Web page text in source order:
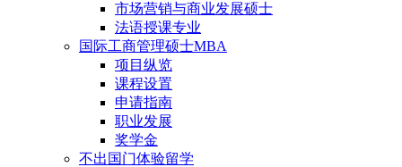
市场营销与商业发展硕士
法语授课专业
国际工商管理硕士MBA
项目纵览
课程设置
申请指南
职业发展
奖学金
不出国门体验留学